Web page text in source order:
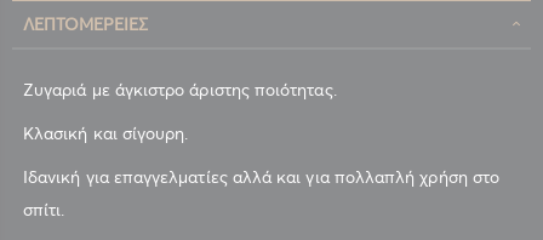
ΛΕΠΤΟΜΈΡΕΙΕΣ
Ζυγαριά με άγκιστρο άριστης ποιότητας.
Κλασική και σίγουρη.
Ιδανική για επαγγελματίες αλλά και για πολλαπλή χρήση στο
σπίτι.